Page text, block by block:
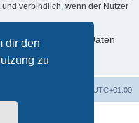
dir den
zu
verbindlich, wenn der Nutzer
persönlichen Daten
UTC+01:00
© phpBB Limited